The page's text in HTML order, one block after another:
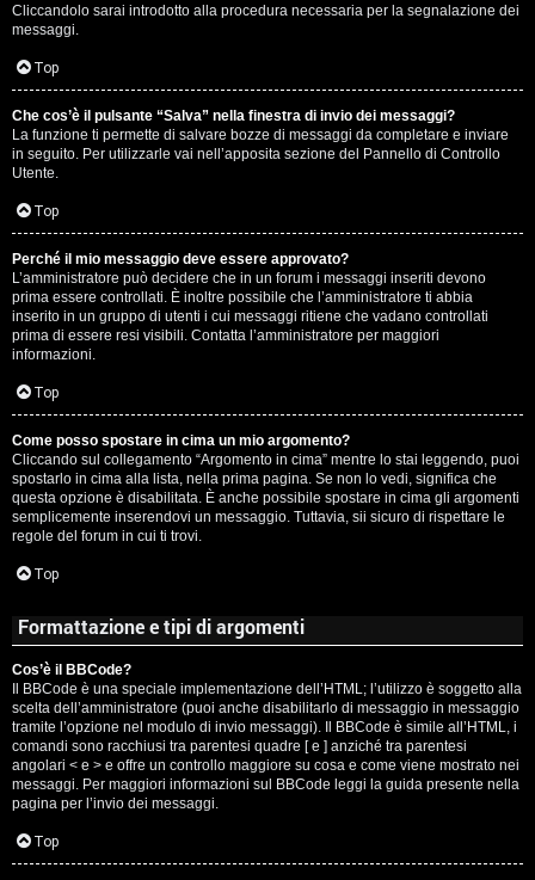
Cliccandolo sarai introdotto alla procedura necessaria per la segnalazione dei
messaggi.
Top
Che cos’è il pulsante “Salva” nella finestra di invio dei messaggi?
La funzione ti permette di salvare bozze di messaggi da completare e inviare
in seguito. Per utilizzarle vai nell’apposita sezione del Pannello di Controllo
Utente.
Top
Perché il mio messaggio deve essere approvato?
L’amministratore può decidere che in un forum i messaggi inseriti devono
prima essere controllati. È inoltre possibile che l’amministratore ti abbia
inserito in un gruppo di utenti i cui messaggi ritiene che vadano controllati
prima di essere resi visibili. Contatta l’amministratore per maggiori
informazioni.
Top
Come posso spostare in cima un mio argomento?
Cliccando sul collegamento “Argomento in cima” mentre lo stai leggendo, puoi
spostarlo in cima alla lista, nella prima pagina. Se non lo vedi, significa che
questa opzione è disabilitata. È anche possibile spostare in cima gli argomenti
semplicemente inserendovi un messaggio. Tuttavia, sii sicuro di rispettare le
regole del forum in cui ti trovi.
Top
Formattazione e tipi di argomenti
Cos’è il BBCode?
Il BBCode è una speciale implementazione dell’HTML; l’utilizzo è soggetto alla
scelta dell’amministratore (puoi anche disabilitarlo di messaggio in messaggio
tramite l’opzione nel modulo di invio messaggi). Il BBCode è simile all’HTML, i
comandi sono racchiusi tra parentesi quadre [ e ] anziché tra parentesi
angolari < e > e offre un controllo maggiore su cosa e come viene mostrato nei
messaggi. Per maggiori informazioni sul BBCode leggi la guida presente nella
pagina per l’invio dei messaggi.
Top
r
a
t
e
c
o
n
G
i
g
i
D
'
A
g
o
s
t
i
n
o